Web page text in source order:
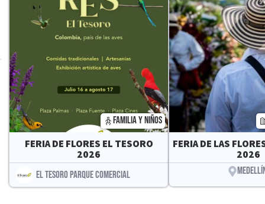
FERIA DE FLORES EL TESORO
2026
EL TESORO PARQUE COMERCIAL
FAMILIA Y NIÑOS
FERIA DE LAS
2026